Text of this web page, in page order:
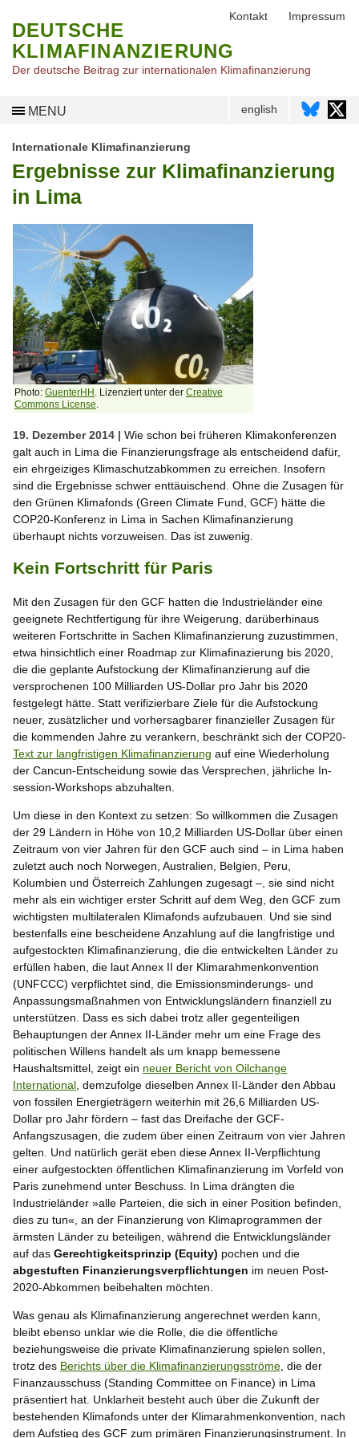
DEUTSCHE
KLIMAFINANZIERUNG
Der deutsche Beitrag zur internationalen Klimafinanzierung
MENU english
Internationale Klimafinanzierung
Ergebnisse zur Klimafinanzierung
in Lima
Photo: GuenterHH . Lizenziert unter der Creative
Commons License.
19. Dezember 2014 | Wie schon bei früheren Klimakonferenzen
galt auch in Lima die Finanzierungsfrage als entscheidend dafür,
ein ehrgeiziges Klimaschutzabkommen zu erreichen. Insofern
sind die Ergebnisse schwer enttäuischend. Ohne die Zusagen für
den Grünen Klimafonds (Green Climate Fund, GCF) hätte die
COP20-Konferenz in Lima in Sachen Klimafinanzierung
überhaupt nichts vorzuweisen. Das ist zuwenig.
Kein Fortschritt für Paris
Mit den Zusagen für den GCF hatten die Industrieländer eine
geeignete Rechtfertigung für ihre Weigerung, darüberhinaus
weiteren Fortschritte in Sachen Klimafinanzierung zuzustimmen,
etwa hinsichtlich einer Roadmap zur Klimafinazierung bis 2020,
die die geplante Aufstockung der Klimafinanzierung auf die
versprochenen 100 Milliarden US-Dollar pro Jahr bis 2020
festgelegt hätte. Statt verifizierbare Ziele für die Aufstockung
neuer, zusätzlicher und vorhersagbarer finanzieller Zusagen für
die kommenden Jahre zu verankern, beschränkt sich der COP20-
Text zur langfristigen Klimafinanzierung auf eine Wiederholung
der Cancun-Entscheidung sowie das Versprechen, jährliche In-
session-Workshops abzuhalten.
Um diese in den Kontext zu setzen: So willkommen die Zusagen
der 29 Ländern in Höhe von 10,2 Milliarden US-Dollar über einen
Zeitraum von vier Jahren für den GCF auch sind – in Lima haben
zuletzt auch noch Norwegen, Australien, Belgien, Peru,
Kolumbien und Österreich Zahlungen zugesagt –, sie sind nicht
mehr als ein wichtiger erster Schritt auf dem Weg, den GCF zum
wichtigsten multilateralen Klimafonds aufzubauen. Und sie sind
bestenfalls eine bescheidene Anzahlung auf die langfristige und
aufgestockten Klimafinanzierung, die die entwickelten Länder zu
erfüllen haben, die laut Annex II der Klimarahmenkonvention
(UNFCCC) verpflichtet sind, die Emissionsminderungs- und
Anpassungsmaßnahmen von Entwicklungsländern finanziell zu
unterstützen. Dass es sich dabei trotz aller gegenteiligen
Behauptungen der Annex II-Länder mehr um eine Frage des
politischen Willens handelt als um knapp bemessene
Haushaltsmittel, zeigt ein neuer Bericht von Oilchange
International , demzufolge dieselben Annex II-Länder den Abbau
von fossilen Energieträgern weiterhin mit 26,6 Milliarden US-
Dollar pro Jahr fördern – fast das Dreifache der GCF-
Anfangszusagen, die zudem über einen Zeitraum von vier Jahren
gelten. Und natürlich gerät eben diese Annex II-Verpflichtung
einer aufgestockten öffentlichen Klimafinanzierung im Vorfeld von
Paris zunehmend unter Beschuss. In Lima drängten die
Industrieländer »alle Parteien, die sich in einer Position befinden,
dies zu tun«, an der Finanzierung von Klimaprogrammen der
ärmsten Länder zu beteiligen, während die Entwicklungsländer
auf das Gerechtigkeitsprinzip (Equity) pochen und die
abgestuften Finanzierungsverpflichtungen im neuen Post-
2020-Abkommen beibehalten möchten.
Was genau als Klimafinanzierung angerechnet werden kann,
bleibt ebenso unklar wie die Rolle, die die öffentliche
beziehungsweise die private Klimafinanzierung spielen sollen,
trotz des Berichts über die Klimafinanzierungsströme , die der
Finanzausschuss (Standing Committee on Finance) in Lima
präsentiert hat. Unklarheit besteht auch über die Zukunft der
bestehenden Klimafonds unter der Klimarahmenkonvention, nach
dem Aufstieg des GCF zum primären Finanzierungsinstrument. In
Kontakt Impressum